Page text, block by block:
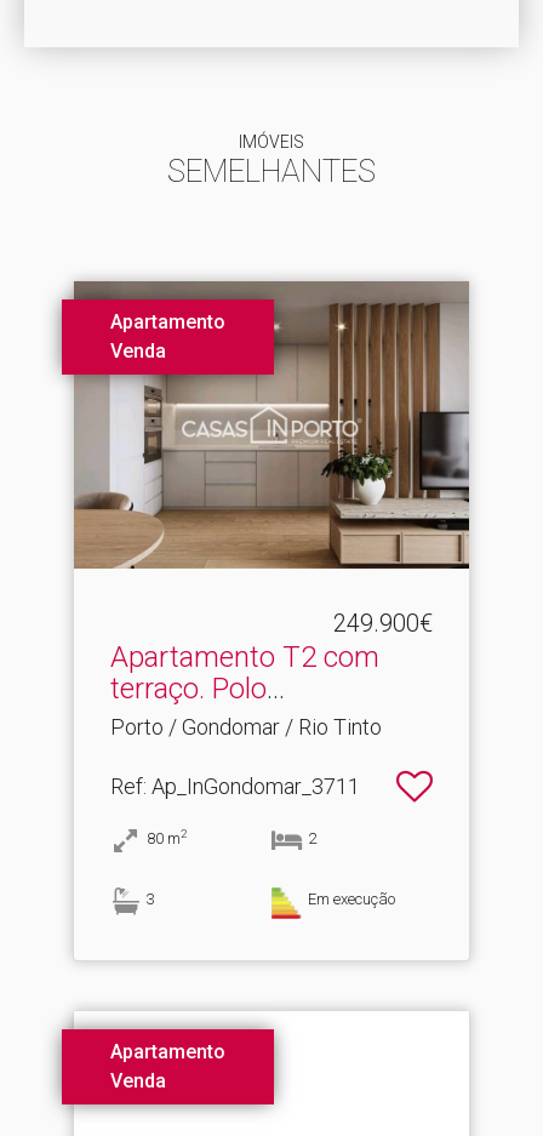
IMÓVEIS
SEMELHANTES
Apartamento
Venda
249.900€
Apartamento T2 com
terraço.​ Polo
Universitári...
Porto / Gondomar / Rio Tinto
Ref: Ap_InGondomar_3711
80 m2 2
3 Em execução
Apartamento
Venda